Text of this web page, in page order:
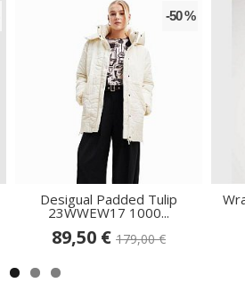
-50 %
Desigual Padded Tulip
23WWEW17 1000...
89,50 € 179,00 €